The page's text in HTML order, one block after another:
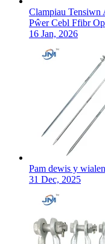
Clampiau
Pŵer Cebl Ffibr
16 Jan, 2026
Pam dewis y
31 Dec, 2025